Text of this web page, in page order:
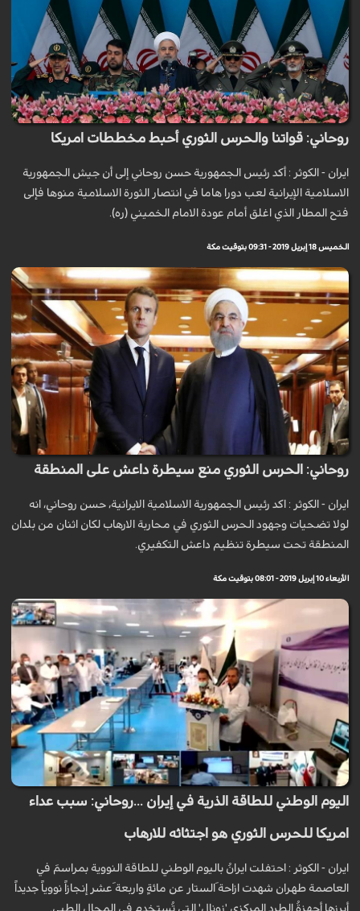
روحاني: قواتنا والحرس الثوري أحبط مخططات امريكا
ايران - الكوثر : أكد رئیس الجمهوریة حسن روحاني إلى أن جیش الجمهوریة
الاسلامیة الإيرانية لعب دورا هاما في انتصار الثورة الاسلامیة منوها فإلى
فتح المطار الذي اغلق أمام عودة الامام الخمیني (ره).
الخميس 18 إبريل 2019 - 09:31 بتوقيت مكة
روحاني: الحرس الثوري منع سيطرة داعش على المنطقة
ايران - الكوثر : اكد رئيس الجمهورية الاسلامية الايرانية، حسن روحاني، انه
لولا تضحيات وجهود الحرس الثوري في محاربة الارهاب لكان اثنان من بلدان
المنطقة تحت سيطرة تنظيم داعش التكفيري.
الأربعاء 10 إبريل 2019 - 08:01 بتوقيت مكة
اليوم الوطني للطاقة الذرية في إيران ...روحاني: سبب عداء
امريكا للحرس الثوري هو اجتثاثه للارهاب
ايران - الكوثر : احتفلت ايرانُ باليوم الوطني للطاقة النووية بمراسمَ في
العاصمة طهران شهدت ازاحة َالستار عن مائةٍ واربعة َعشر إنجازاً نووياً جديداً